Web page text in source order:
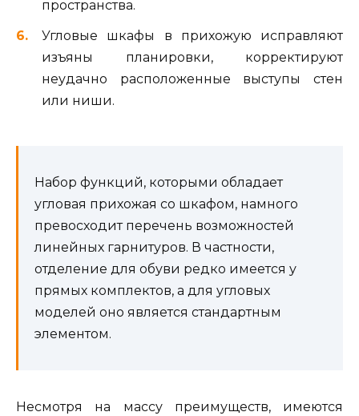
пространства.
Угловые шкафы в прихожую исправляют
изъяны планировки, корректируют
неудачно расположенные выступы стен
или ниши.
Набор функций, которыми обладает
угловая прихожая со шкафом, намного
превосходит перечень возможностей
линейных гарнитуров. В частности,
отделение для обуви редко имеется у
прямых комплектов, а для угловых
моделей оно является стандартным
элементом.
Несмотря на массу преимуществ, имеются